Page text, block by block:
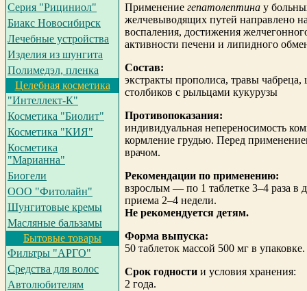
Серия "Рициниол"
Биакс Новосибирск
Лечебные устройства
Изделия из шунгита
Полимедэл, пленка
Целебная косметика
"Интеллект-К"
Косметика "Биолит"
Косметика "КИЯ"
Косметика
"Марианна"
Биогели
ООО "Фитолайн"
Шунгитовые кремы
Масляные бальзамы
Бытовые товары
Фильтры "АРГО"
Средства для волос
Автолюбителям
Применение гепатолептина у
желчевыводящих путей направлено
воспаления, достижения
активности печени и липидного
Состав:
экстракты прополиса, травы чабреца,
столбиков с рыльцами кукурузы
Противопоказания:
индивидуальная непереносимость
кормление грудью. Перед
врачом.
Рекомендации по применению:
взрослым — по 1 таблетке 3–4 раза в
приема 2–4 недели.
Не рекомендуется детям.
Форма выпуска:
50 таблеток массой 500 мг в упаковке.
Срок годности и условия хранения:
2 года.